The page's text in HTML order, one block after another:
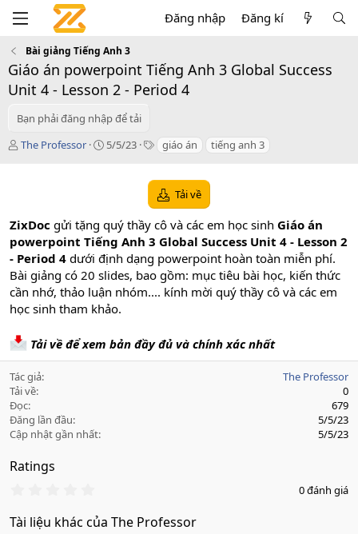
Đăng nhập Đăng kí
Bài giảng Tiếng Anh 3
Giáo án powerpoint Tiếng Anh 3 Global Success
Unit 4 - Lesson 2 - Period 4
Bạn phải đăng nhập để tải
T
The Professor
C
o
n
d
a
t
e
5/5/23
T giáo án tiếng anh 3
Tải về
ZixDoc gửi tặng quý thầy cô và các em học sinh Giáo án
powerpoint Tiếng Anh 3 Global Success Unit 4 - Lesson 2
- Period 4 dưới định dạng powerpoint hoàn toàn miễn phí.
Bài giảng có 20 slides, bao gồm: mục tiêu bài học, kiến thức
cần nhớ, thảo luận nhóm.... kính mời quý thầy cô và các em
học sinh tham khảo.
Tải về để xem bản đầy đủ và chính xác nhất
Tác giả
The Professor
Tải về
0
Đọc
679
Đăng lần đầu
5/5/23
Cập nhật gần nhất
5/5/23
Ratings
0
0
0 đánh giá
Tài liệu khác của The Professor